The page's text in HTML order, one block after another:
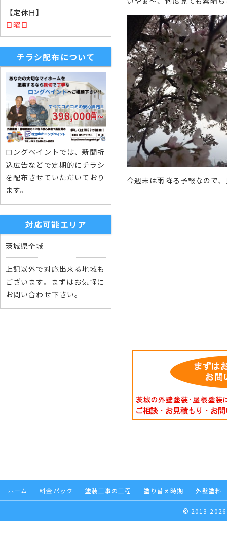
今週末は雨降る予報なので
【定休日】
日曜日
チラシ配布について
ロングペイントでは、新聞折
込広告などで定期的にチラシ
を配布させていただいており
ます。
対応可能エリア
茨城県全域
上記以外で対応出来る地域も
ございます。まずはお気軽に
お問い合わせ下さい。
ホーム 料金パック 塗装工事の工程 塗り替え時期 外壁塗料
© 2013-2026